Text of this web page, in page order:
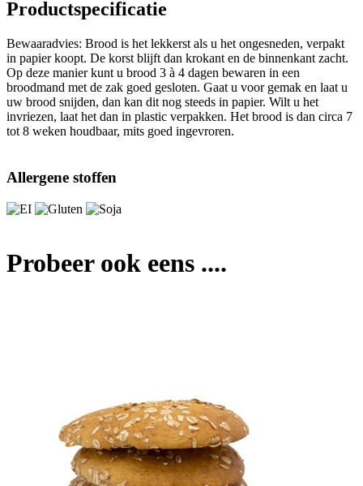
Productspecificatie
Bewaaradvies: Brood is het lekkerst als u het ongesneden, verpakt
in papier koopt. De korst blijft dan krokant en de binnenkant zacht.
Op deze manier kunt u brood 3 à 4 dagen bewaren in een
broodmand met de zak goed gesloten. Gaat u voor gemak en laat u
uw brood snijden, dan kan dit nog steeds in papier. Wilt u het
invriezen, laat het dan in plastic verpakken. Het brood is dan circa 7
tot 8 weken houdbaar, mits goed ingevroren.
Allergene stoffen
Probeer ook eens ....